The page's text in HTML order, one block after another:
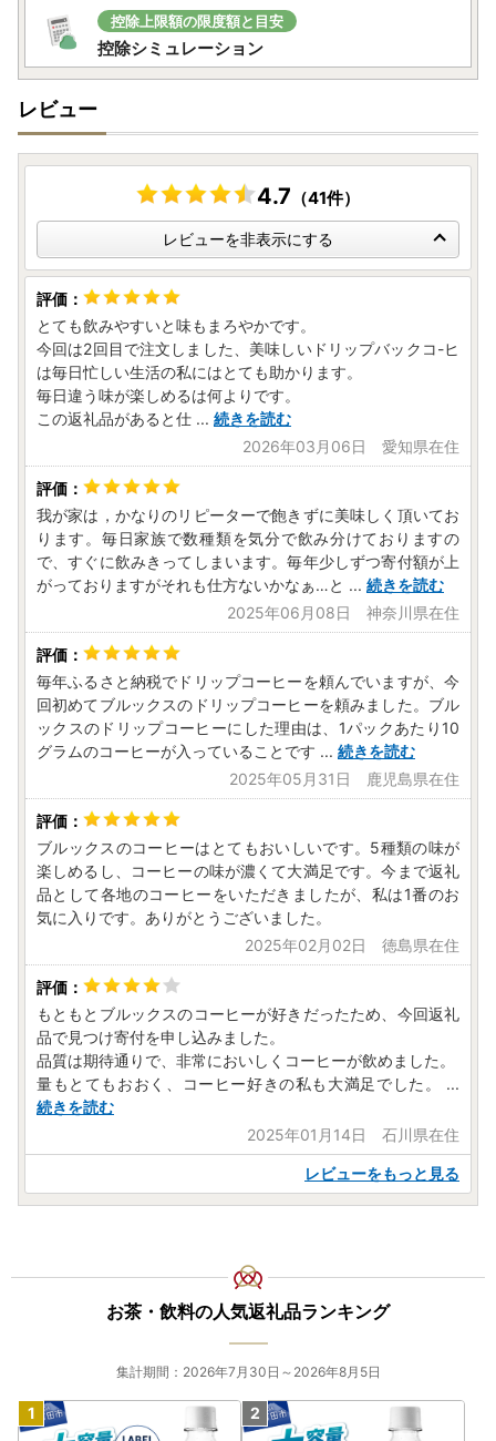
控除上限額の限度額と目安
控除シミュレーション
レビュー
4.7 （41件）
レビューを非表示にする
とても飲みやすいと味もまろやかです。
今回は2回目で注文しました、美味しいドリップバックコ-ヒ
は毎日忙しい生活の私にはとても助かります。
毎日違う味が楽しめるは何よりです。
この返礼品があると仕 ... 続きを読む
2026年03月06日 愛知県在住
我が家は，かなりのリピーターで飽きずに美味しく頂いてお
ります。毎日家族で数種類を気分で飲み分けておりますの
で、すぐに飲みきってしまいます。毎年少しずつ寄付額が上
がっておりますがそれも仕方ないかなぁ…と ... 続きを読む
2025年06月08日 神奈川県在住
毎年ふるさと納税でドリップコーヒーを頼んでいますが、今
回初めてブルックスのドリップコーヒーを頼みました。ブル
ックスのドリップコーヒーにした理由は、1パックあたり10
グラムのコーヒーが入っていることです ... 続きを読む
2025年05月31日 鹿児島県在住
ブルックスのコーヒーはとてもおいしいです。5種類の味が
楽しめるし、コーヒーの味が濃くて大満足です。今まで返礼
品として各地のコーヒーをいただきましたが、私は1番のお
気に入りです。ありがとうございました。
2025年02月02日 徳島県在住
もともとブルックスのコーヒーが好きだったため、今回返礼
品で見つけ寄付を申し込みました。
品質は期待通りで、非常においしくコーヒーが飲めました。
量もとてもおおく、コーヒー好きの私も大満足でした。 ...
続きを読む
2025年01月14日 石川県在住
レビューをもっと見る
お茶・飲料の人気返礼品ランキング
集計期間：2026年7月30日～2026年8月5日